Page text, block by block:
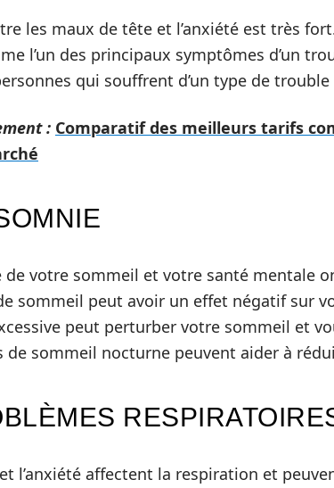
les maux de tête et l’anxiété est très
l’un des principaux symptômes d’un
qui souffrent d’un type de
: Comparatif des meilleurs tarifs
de votre sommeil et votre santé mentale
sommeil peut avoir un effet négatif sur
peut perturber votre sommeil et
de sommeil nocturne peuvent aider à
l’anxiété affectent la respiration et